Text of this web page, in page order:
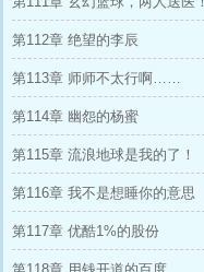
第112章 绝望的李辰
第113章 师师不太行啊……
第114章 幽怨的杨蜜
第115章 流浪地球是我的了！
第116章 我不是想睡你的意思
第117章 优酷1%的股份